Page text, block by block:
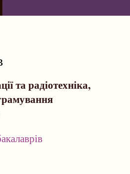
та радіотехніка,